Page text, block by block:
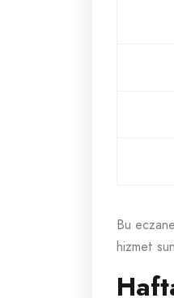
Bu
hizmet